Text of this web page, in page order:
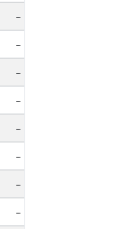
-
-
-
-
-
-
-
-